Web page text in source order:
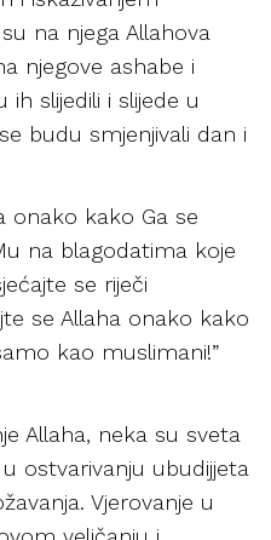
na njega Allahova
njegove ashabe i
slijedili i slijede u
budu smjenjivali dan i
onako kako Ga se
na blagodatima koje
se riječi
se Allaha onako kako
kao muslimani!”
Allaha, neka su sveta
ostvarivanju ubudijjeta
Vjerovanje u